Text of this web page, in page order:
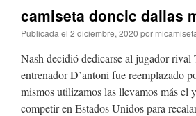
camiseta doncic dallas
Publicada el 2 diciembre, 2020 por
Nash decidió dedicarse al jugador
entrenador D’antoni fue reemplazado
mismos utilizamos las llevamos más el
competir en Estados Unidos para